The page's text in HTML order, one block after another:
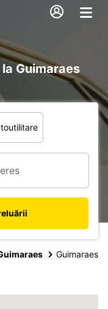
Guimaraes
Guimaraes